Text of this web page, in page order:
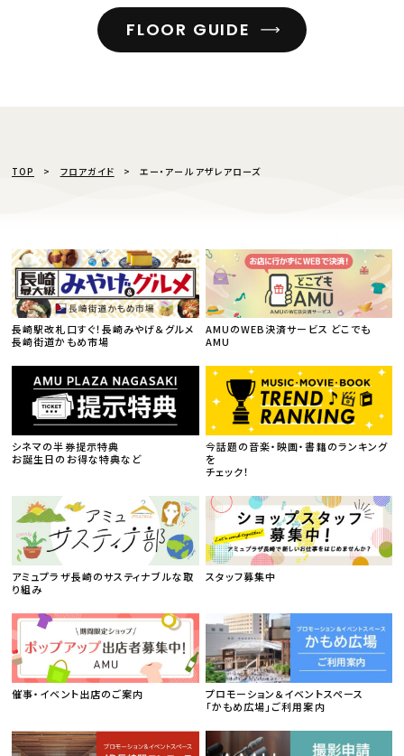
FLOOR GUIDE
TOP フロアガイド エー・アール アザレアローズ
長崎駅改札口すぐ！長崎みやげ＆グルメ
長崎街道かもめ市場
AMUのWEB決済サービス どこでも
AMU
シネマの半券提示特典
お誕生日のお得な特典など
今話題の音楽・映画・書籍のランキング
を
チェック！
アミュプラザ長崎のサスティナブルな取
り組み
スタッフ募集中
催事・イベント出店のご案内
プロモーション＆イベントスペース
「かもめ広場」ご利用案内